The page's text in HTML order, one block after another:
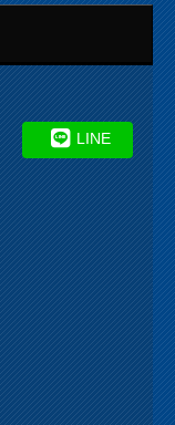
LINE